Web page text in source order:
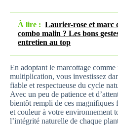
À lire : Laurier-rose et marc
combo malin ? Les bons
entretien au top
En adoptant le marcottage comme
multiplication, vous investissez
fiable et respectueuse du cycle
Avec un peu de patience et
bientôt rempli de ces magnifiques
et couleur à votre environnement
l’intégrité naturelle de chaque